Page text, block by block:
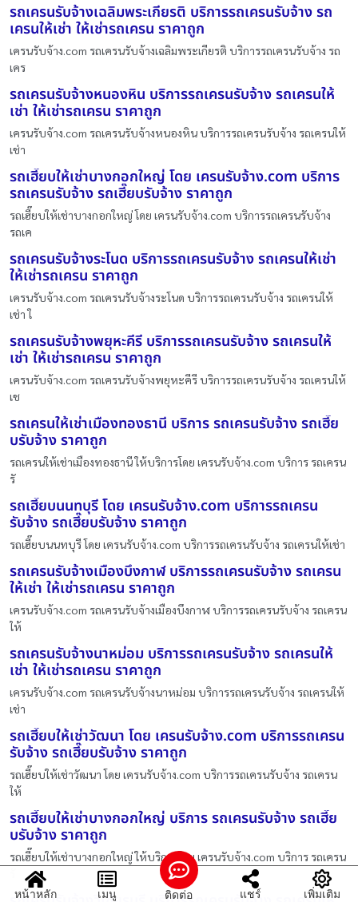
รถเครนรับจ้างเฉลิมพระเกียรติ บริการรถเครนรับจ้าง รถ
เครนให้เช่า ให้เช่ารถเครน ราคาถูก
เครนรับจ้าง.com รถเครนรับจ้างเฉลิมพระเกียรติ บริการรถเครนรับจ้าง รถ
เคร
รถเครนรับจ้างหนองหิน บริการรถเครนรับจ้าง รถเครนให้
เช่า ให้เช่ารถเครน ราคาถูก
เครนรับจ้าง.com รถเครนรับจ้างหนองหิน บริการรถเครนรับจ้าง รถเครนให้
เช่า
รถเฮี๊ยบให้เช่าบางกอกใหญ่ โดย เครนรับจ้าง.com บริการ
รถเครนรับจ้าง รถเฮี๊ยบรับจ้าง ราคาถูก
รถเฮี๊ยบให้เช่าบางกอกใหญ่ โดย เครนรับจ้าง.com บริการรถเครนรับจ้าง
รถเค
รถเครนรับจ้างระโนด บริการรถเครนรับจ้าง รถเครนให้เช่า
ให้เช่ารถเครน ราคาถูก
เครนรับจ้าง.com รถเครนรับจ้างระโนด บริการรถเครนรับจ้าง รถเครนให้
เช่า ใ
รถเครนรับจ้างพยุหะคีรี บริการรถเครนรับจ้าง รถเครนให้
เช่า ให้เช่ารถเครน ราคาถูก
เครนรับจ้าง.com รถเครนรับจ้างพยุหะคีรี บริการรถเครนรับจ้าง รถเครนให้
เช
รถเครนให้เช่าเมืองทองธานี บริการ รถเครนรับจ้าง รถเฮี๊ย
บรับจ้าง ราคาถูก
รถเครนให้เช่าเมืองทองธานี ให้บริการโดย เครนรับจ้าง.com บริการ รถเครน
รั
รถเฮี๊ยบนนทบุรี โดย เครนรับจ้าง.com บริการรถเครน
รับจ้าง รถเฮี๊ยบรับจ้าง ราคาถูก
รถเฮี๊ยบนนทบุรี โดย เครนรับจ้าง.com บริการรถเครนรับจ้าง รถเครนให้เช่า
รถเครนรับจ้างเมืองบึงกาฬ บริการรถเครนรับจ้าง รถเครน
ให้เช่า ให้เช่ารถเครน ราคาถูก
เครนรับจ้าง.com รถเครนรับจ้างเมืองบึงกาฬ บริการรถเครนรับจ้าง รถเครน
ให้
รถเครนรับจ้างนาหม่อม บริการรถเครนรับจ้าง รถเครนให้
เช่า ให้เช่ารถเครน ราคาถูก
เครนรับจ้าง.com รถเครนรับจ้างนาหม่อม บริการรถเครนรับจ้าง รถเครนให้
เช่า
รถเฮี๊ยบให้เช่าวัฒนา โดย เครนรับจ้าง.com บริการรถเครน
รับจ้าง รถเฮี๊ยบรับจ้าง ราคาถูก
รถเฮี๊ยบให้เช่าวัฒนา โดย เครนรับจ้าง.com บริการรถเครนรับจ้าง รถเครน
ให้
รถเฮี๊ยบให้เช่าบางกอกใหญ่ บริการ รถเครนรับจ้าง รถเฮี๊ย
บรับจ้าง ราคาถูก
รถเฮี๊ยบให้เช่าบางกอกใหญ่ ให้บริการโดย เครนรับจ้าง.com บริการ รถเครน
หน้าหลัก เมนู ติดต่อ แชร์ เพิ่มเติม